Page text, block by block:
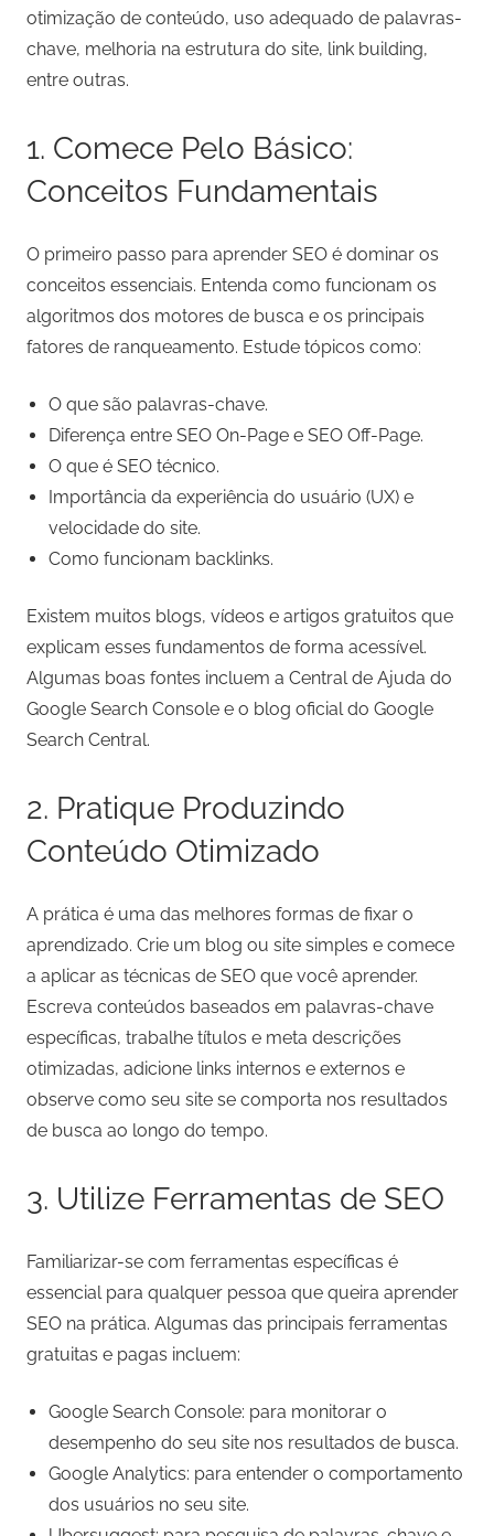
otimização de conteúdo, uso adequado de palavras-
chave, melhoria na estrutura do site, link building,
entre outras.
1. Comece Pelo Básico:
Conceitos Fundamentais
O primeiro passo para aprender SEO é dominar os
conceitos essenciais. Entenda como funcionam os
algoritmos dos motores de busca e os principais
fatores de ranqueamento. Estude tópicos como:
O que são palavras-chave.
Diferença entre SEO On-Page e SEO Off-Page.
O que é SEO técnico.
Importância da experiência do usuário (UX) e
velocidade do site.
Como funcionam backlinks.
Existem muitos blogs, vídeos e artigos gratuitos que
explicam esses fundamentos de forma acessível.
Algumas boas fontes incluem a Central de Ajuda do
Google Search Console e o blog oficial do Google
Search Central.
2. Pratique Produzindo
Conteúdo Otimizado
A prática é uma das melhores formas de fixar o
aprendizado. Crie um blog ou site simples e comece
a aplicar as técnicas de SEO que você aprender.
Escreva conteúdos baseados em palavras-chave
específicas, trabalhe títulos e meta descrições
otimizadas, adicione links internos e externos e
observe como seu site se comporta nos resultados
de busca ao longo do tempo.
3. Utilize Ferramentas de SEO
Familiarizar-se com ferramentas específicas é
essencial para qualquer pessoa que queira aprender
SEO na prática. Algumas das principais ferramentas
gratuitas e pagas incluem:
Google Search Console: para monitorar o
desempenho do seu site nos resultados de busca.
Google Analytics: para entender o comportamento
dos usuários no seu site.